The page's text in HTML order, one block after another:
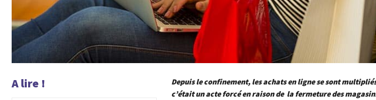
A lire !
Depuis le confinement, les achats en ligne se sont
c’était un acte forcé en raison de la fermeture des